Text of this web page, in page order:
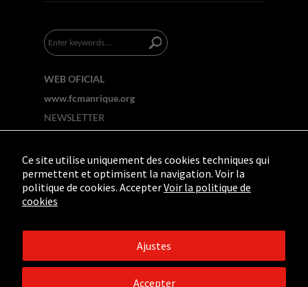
WEB OFICIAL
www.fcmanrique.org
NEWSLETTER
©2019 - Fundación César Manrique. Todos los
Ce site utilise uniquement des cookies techniques qui
permettent et optimisent la navigation. Voir la
politique de cookies. AccepterVoir la politique de
cookies
Ajustes
Accepter